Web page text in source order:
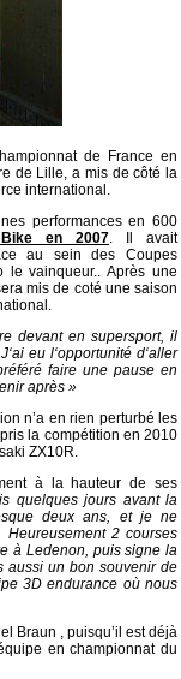
de France en
de Lille, a mis de côté la
international.
performances en 600
en 2007. Il avait
au sein des Coupes
le vainqueur.. Après une
mis de coté une saison
devant en supersport, il
eu l‘opportunité d‘aller
faire une pause en
après »
n’a en rien perturbé les
la compétition en 2010
ZX10R.
à la hauteur de ses
quelques jours avant la
deux ans, et je ne
2 courses
à Ledenon, puis signe la
aussi un bon souvenir de
3D endurance où nous
Braun , puisqu’il est déjà
en championnat du